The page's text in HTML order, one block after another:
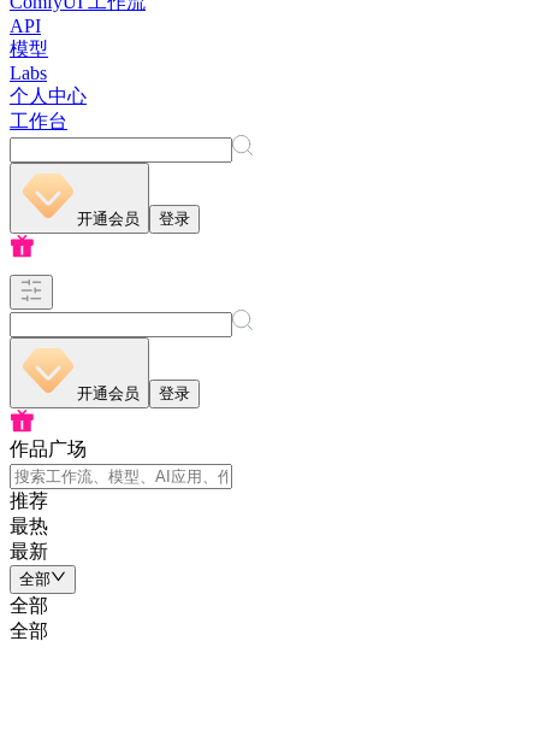
API
模型
Labs
个人中心
工作台
开通会员 登录
开通会员 登录
作品广场
推荐
最热
最新
全部
全部
全部